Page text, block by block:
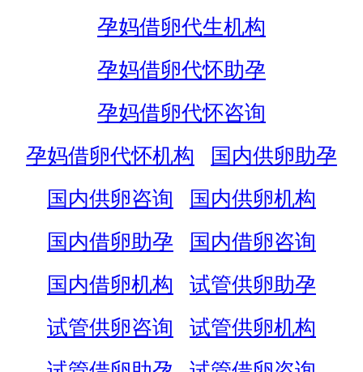
孕妈借卵代生机构
孕妈借卵代怀助孕
孕妈借卵代怀咨询
孕妈借卵代怀机构
国内供卵助孕
国内供卵咨询
国内供卵机构
国内借卵助孕
国内借卵咨询
国内借卵机构
试管供卵助孕
试管供卵咨询
试管供卵机构